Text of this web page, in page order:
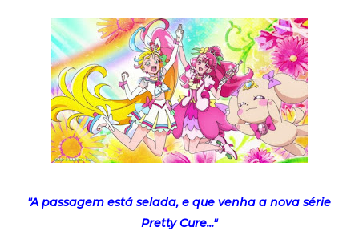
"A passagem está selada, e que venha a nova série
Pretty Cure..."